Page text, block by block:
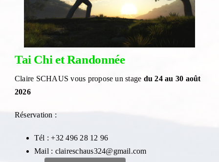
Tai Chi et Randonnée
Claire SCHAUS vous propose un stage du 24 au 30 août
2026
Réservation :
Tél : +32 496 28 12 96
Mail : claireschaus324@gmail.com